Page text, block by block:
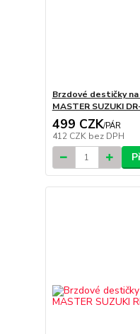
Brzdové destičky
MASTER SUZUKI
499 CZK/PÁR
412 CZK bez DPH